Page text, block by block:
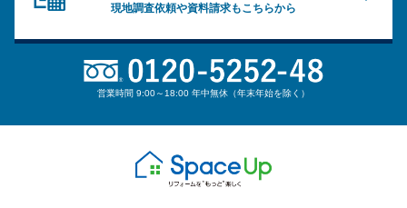
現地調査依頼や資料請求もこちらから
営業時間 9:00～18:00 年中無休（年末年始を除く）